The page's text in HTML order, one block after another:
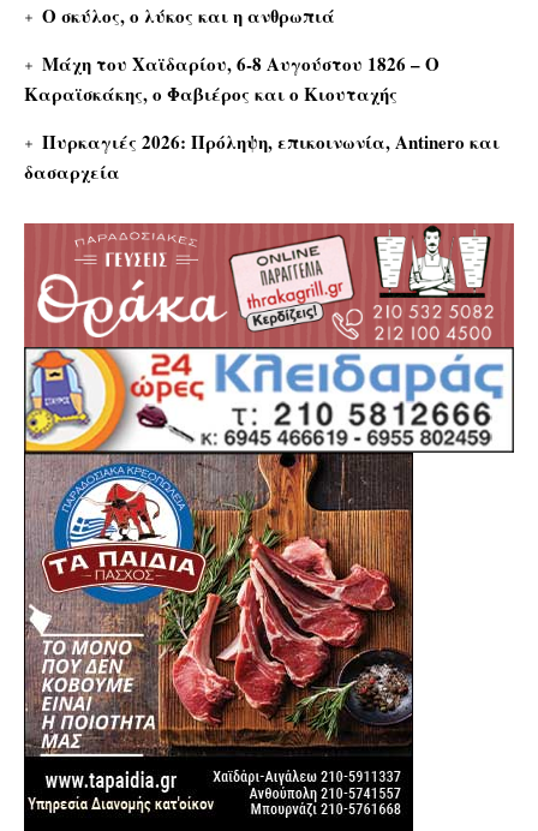
Ο σκύλος, ο λύκος και η ανθρωπιά
Μάχη του Χαϊδαρίου, 6-8 Αυγούστου 1826 – Ο
Καραϊσκάκης, ο Φαβιέρος και ο Κιουταχής
Πυρκαγιές 2026: Πρόληψη, επικοινωνία, Antinero και
δασαρχεία